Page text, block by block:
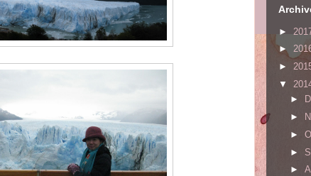
►
►
►
▼
►
►
►
►
►